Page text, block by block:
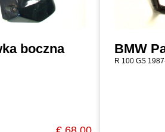
boczna
BMW
R 100 GS